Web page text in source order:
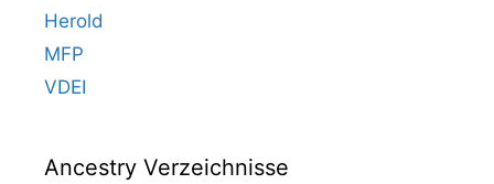
Herold
MFP
VDEI
Ancestry Verzeichnisse